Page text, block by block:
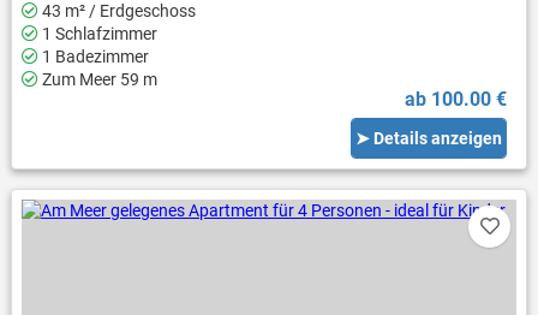
43 m² / Erdgeschoss
1 Schlafzimmer
1 Badezimmer
Zum Meer 59 m
ab 100.00 €
➤ Details anzeigen